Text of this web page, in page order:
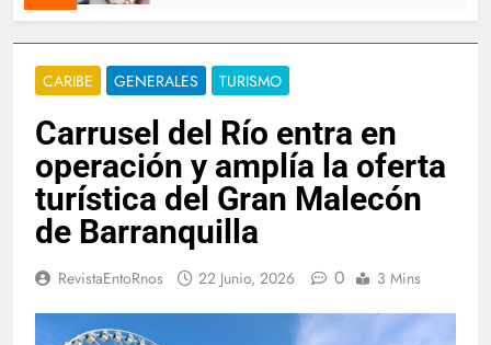
CARIBE GENERALES TURISMO
Carrusel del Río entra en
operación y amplía la oferta
turística del Gran Malecón
de Barranquilla
RevistaEntoRnos 22 Junio, 2026 0 3 Mins